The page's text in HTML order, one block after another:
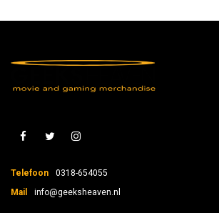
Telefoon
0318-654055
Mail
info@geeksheaven.nl